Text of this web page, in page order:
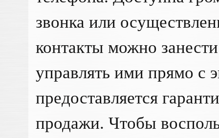
звонка или
контакты можно
управлять ими прямо с
предоставляется
продажи. Чтобы